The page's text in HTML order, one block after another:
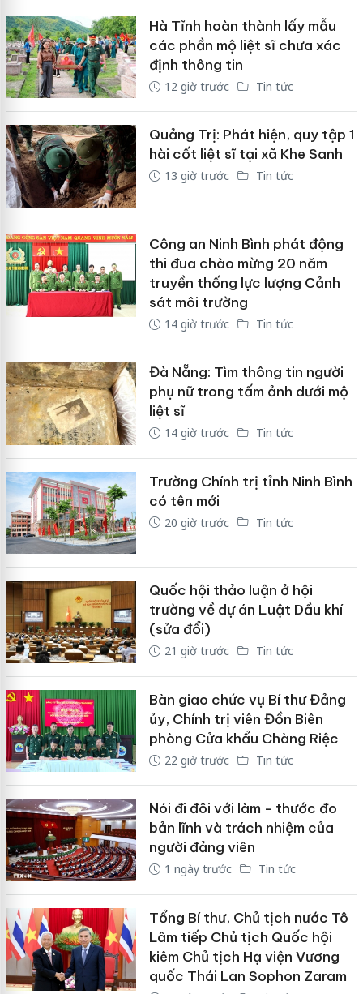
Hà Tĩnh hoàn thành lấy mẫu
các phần mộ liệt sĩ chưa xác
định thông tin
12 giờ trước Tin tức
Quảng Trị: Phát hiện, quy tập 1
hài cốt liệt sĩ tại xã Khe Sanh
13 giờ trước Tin tức
Công an Ninh Bình phát động
thi đua chào mừng 20 năm
truyền thống lực lượng Cảnh
sát môi trường
14 giờ trước Tin tức
Đà Nẵng: Tìm thông tin người
phụ nữ trong tấm ảnh dưới mộ
liệt sĩ
14 giờ trước Tin tức
Trường Chính trị tỉnh Ninh Bình
có tên mới
20 giờ trước Tin tức
Quốc hội thảo luận ở hội
trường về dự án Luật Dầu khí
(sửa đổi)
21 giờ trước Tin tức
Bàn giao chức vụ Bí thư Đảng
ủy, Chính trị viên Đồn Biên
phòng Cửa khẩu Chàng Riệc
22 giờ trước Tin tức
Nói đi đôi với làm - thước đo
bản lĩnh và trách nhiệm của
người đảng viên
1 ngày trước Tin tức
Tổng Bí thư, Chủ tịch nước Tô
Lâm tiếp Chủ tịch Quốc hội
kiêm Chủ tịch Hạ viện Vương
quốc Thái Lan Sophon Zaram